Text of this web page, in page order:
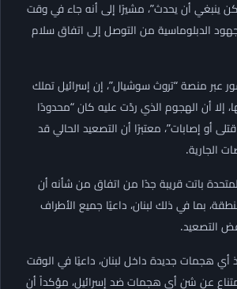
ينبغي أن يحدث”، مشيرًا إلى أنه جاء في وقت
الدبلوماسية من التوصل إلى اتفاق سلام
عبر منصة “تروث سوشيال”، إن إسرائيل تملك
إلا أن الهجوم الذي ردّت عليه كان “محدودًا
أو إصابات”، معتبرًا أن التصعيد الحالي قد
الجارية.
باتت قريبة جدًا من اتفاق من شأنه أن
بما في ذلك لبنان، داعيًا جميع الأطراف
التصعيد.
أي هجمات جديدة داخل لبنان، داعيًا في الوقت
عن شن أي هجمات ضد إسرائيل، مؤكداً أن